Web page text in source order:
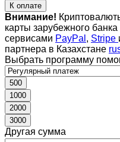
К оплате
Внимание!
карты зарубежного
сервисами PayPal , Stripe
партнера в Казахстане
Выбрать программу
500
1000
2000
3000
Другая сумма